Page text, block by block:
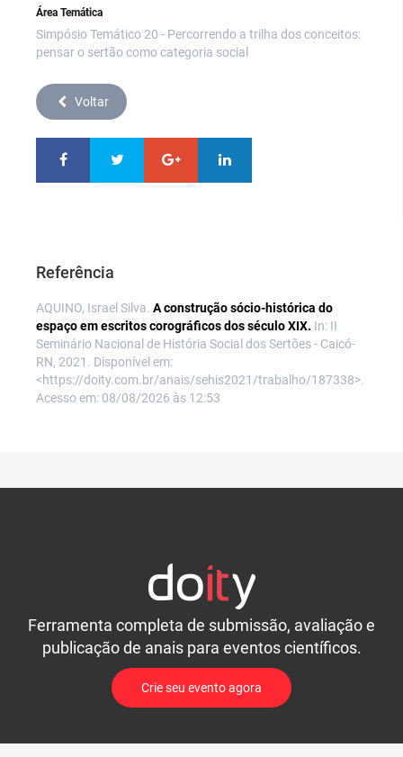
Área Temática
Simpósio Temático 20 - Percorrendo a trilha dos conceitos:
pensar o sertão como categoria social
Voltar
Referência
AQUINO, Israel Silva. A construção sócio-histórica do
espaço em escritos corográficos dos século XIX. In: II
Seminário Nacional de História Social dos Sertões - Caicó-
RN, 2021. Disponível em:
<https://doity.com.br/anais/sehis2021/trabalho/187338>.
Acesso em: 08/08/2026 às 12:53
Ferramenta completa de submissão, avaliação e
publicação de anais para eventos científicos.
Crie seu evento agora